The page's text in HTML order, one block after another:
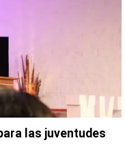
las juventudes